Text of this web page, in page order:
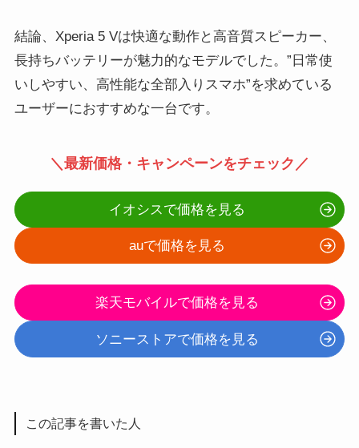
結論、Xperia 5 Vは快適な動作と高音質スピーカー、
長持ちバッテリーが魅力的なモデルでした。”日常使
いしやすい、高性能な全部入りスマホ”を求めている
ユーザーにおすすめな一台です。
＼最新価格・キャンペーンをチェック／
イオシスで価格を見る
auで価格を見る
楽天モバイルで価格を見る
ソニーストアで価格を見る
この記事を書いた人